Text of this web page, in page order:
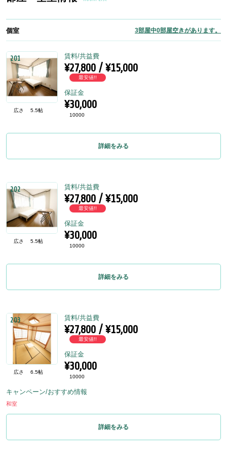
個室 3部屋中0部屋空きがあります。
201
広さ 5.5帖
賃料/共益費
¥27,800 / ¥15,000
最安値!!
保証金
¥30,000
10000
詳細をみる
202
広さ 5.5帖
賃料/共益費
¥27,800 / ¥15,000
最安値!!
保証金
¥30,000
10000
詳細をみる
203
広さ 6.5帖
賃料/共益費
¥27,800 / ¥15,000
最安値!!
保証金
¥30,000
10000
キャンペーン/おすすめ情報
和室
詳細をみる